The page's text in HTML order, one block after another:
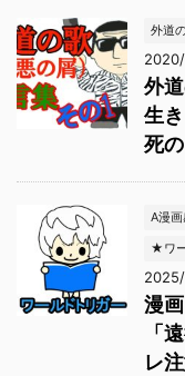
外道
外
生
死の
A漫画
★ワ
漫
「
レ注